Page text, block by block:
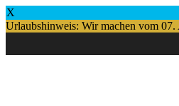
X
Urlaubshinweis: Wir machen vom